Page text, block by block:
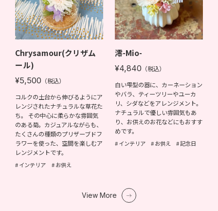
Chrysamour(クリザム
ール)
¥5,500 （税込）
コルクの土台から伸びるようにア
レンジされたナチュラルな草花た
ち。 その中心に柔らかな雰囲気
のある菊。カジュアルながらも、
たくさんの種類のプリザーブドフ
ラワーを使った、空間を楽しむア
レンジメントです。
インテリア お供え
澪-Mio-
¥4,840 （税込）
白い雫型の器に、カーネーション
やバラ、ティーツリーやユーカ
リ、シダなどをアレンジメント。
ナチュラルで優しい雰囲気もあ
り、お供えのお花などにもおすす
めです。
インテリア お供え 記念日
View More